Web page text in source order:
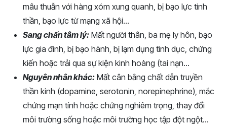
mâu thuẫn với hàng xóm xung quanh, bị bạo lực tinh
thần, bạo lực từ mạng xã hội…
Sang chấn tâm lý: Mất người thân, ba mẹ ly hôn, bạo
lực gia đình, bị bạo hành, bị lạm dụng tình dục, chứng
kiến hoặc trải qua sự kiện kinh hoàng (tai nạn…
Nguyên nhân khác: Mất cân bằng chất dẫn truyền
thần kinh (dopamine, serotonin, norepinephrine), mắc
chứng mạn tính hoặc chứng nghiêm trọng, thay đổi
môi trường sống hoặc môi trường học tập đột ngột…